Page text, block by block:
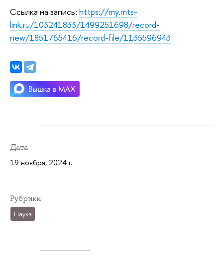
Ссылка на запись: https://my.mts-
link.ru/103241833/1499251698/record-
new/1851765416/record-file/1135596943
Дата
19 ноября, 2024 г.
Рубрики
Наука